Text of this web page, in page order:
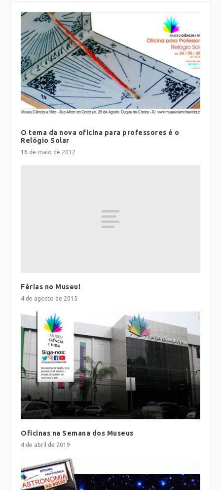
O tema da nova oficina para professores é o
Relógio Solar
16 de maio de 2012
Férias no Museu!
4 de agosto de 2015
Oficinas na Semana dos Museus
4 de abril de 2019